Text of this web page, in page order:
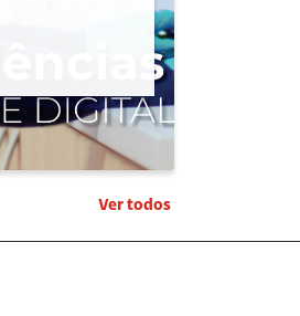
Ver todos